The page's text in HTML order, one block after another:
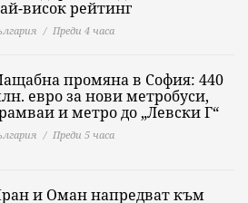
висок рейтинг
Преди 4 часа
промяна в София: 440
евро за нови метробуси,
и метро до „Левски Г“
Преди 5 часа
и Оман напредват към